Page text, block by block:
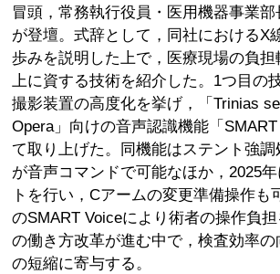
冒頭，常務執行役員・医用機器事業
が登壇。式辞として，同社におけるX
歩みを説明した上で，医療現場の負担
上に資する技術を紹介した。1つ目の
撮影装置の高度化を挙げ，「Trinias
Opera」向けの音声認識機能「
て取り上げた。同機能はステント強
が音声コマンドで可能なほか，2025
トを行い，Cアームの変更準備操作も
のSMART Voiceにより術者の操作負
の働き方改革が進む中で，検査効率の
の短縮に寄与する。